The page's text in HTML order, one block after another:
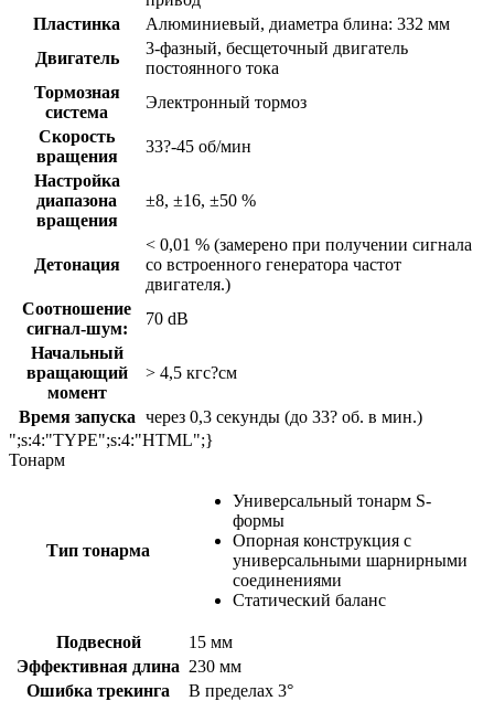
Пластинка
Алюминиевый, диаметра блина: 332 мм
Двигатель
3-фазный, бесщеточный двигатель
постоянного тока
Тормозная
система
Электронный тормоз
Скорость
вращения
33?-45 об/мин
Настройка
диапазона
вращения
±8, ±16, ±50 %
Детонация
< 0,01 % (замерено при получении сигнала
со встроенного генератора частот
двигателя.)
Соотношение
сигнал-шум:
70 dB
Начальный
вращающий
момент
> 4,5 кгс?см
Время запуска через 0,3 секунды (до 33? об. в мин.)
";s:4:"TYPE";s:4:"HTML";}
Тонарм
Тип тонарма
Универсальный тонарм S-
формы
Опорная конструкция с
универсальными шарнирными
соединениями
Статический баланс
Подвесной
15 мм
Эффективная длина 230 мм
Ошибка трекинга
В пределах 3°